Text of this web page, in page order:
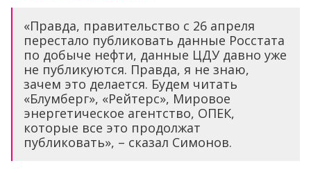
«Правда, правительство с 26 апреля
перестало публиковать данные Росстата
по добыче нефти, данные ЦДУ давно уже
не публикуются. Правда, я не знаю,
зачем это делается. Будем читать
«Блумберг», «Рейтерс», Мировое
энергетическое агентство, ОПЕК,
которые все это продолжат
публиковать», – сказал Симонов.